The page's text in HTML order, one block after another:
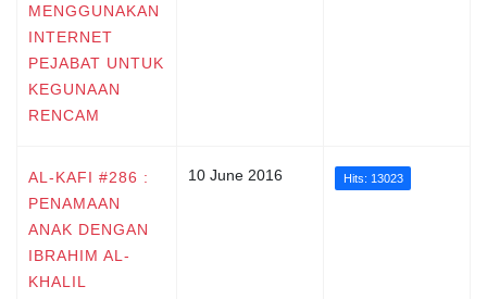
MENGGUNAKAN
INTERNET
PEJABAT UNTUK
KEGUNAAN
RENCAM
AL-KAFI #286 :
PENAMAAN
ANAK DENGAN
IBRAHIM AL-
KHALIL
10 June 2016 Hits: 13023